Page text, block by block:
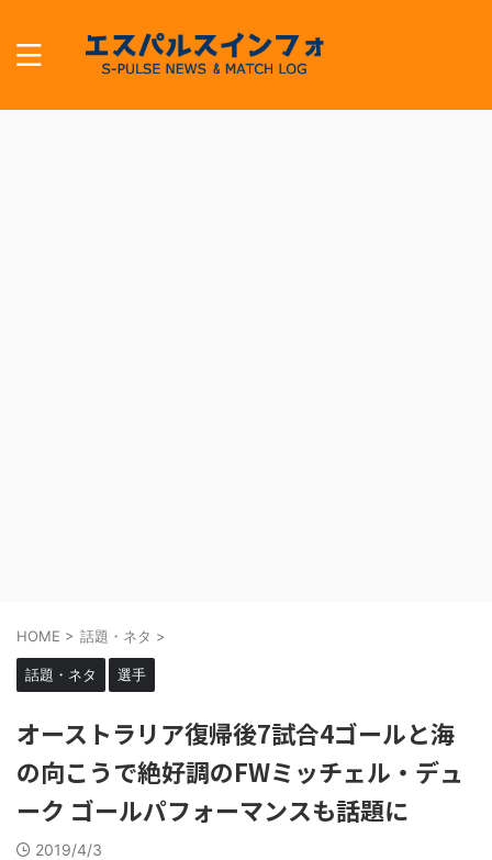
HOME > 話題・ネタ >
話題・ネタ 選手
オーストラリア復帰後7試合4ゴールと海
の向こうで絶好調のFWミッチェル・デュ
ーク ゴールパフォーマンスも話題に
2019/4/3